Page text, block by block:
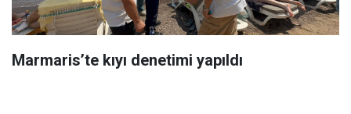
Marmaris’te kıyı denetimi yapıldı